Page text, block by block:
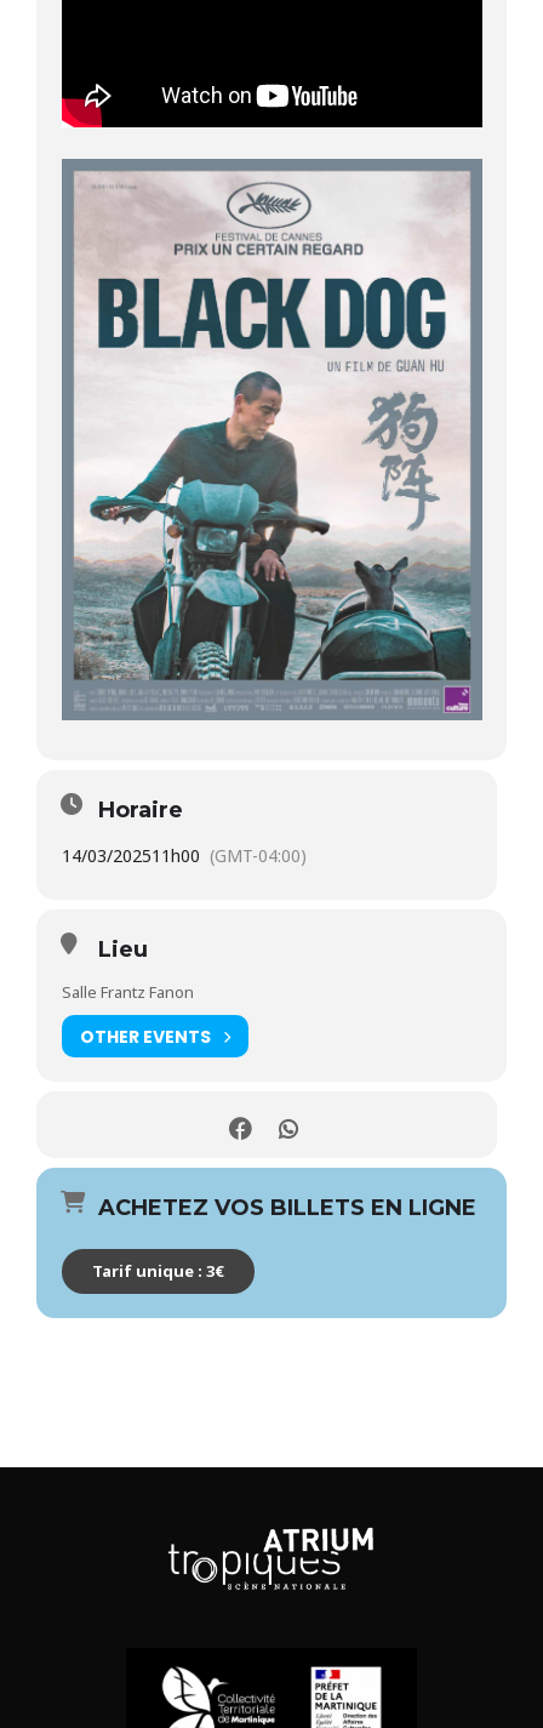
Horaire
14/03/202511h00 (GMT-04:00)
Lieu
Salle Frantz Fanon
OTHER EVENTS
ACHETEZ VOS BILLETS EN LIGNE
Tarif unique : 3€